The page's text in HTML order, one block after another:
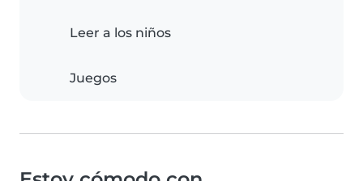
Leer a los niños
Juegos